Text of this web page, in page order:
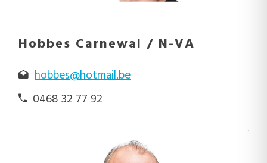
Hobbes Carnewal / N-VA
hobbes@hotmail.be
0468 32 77 92